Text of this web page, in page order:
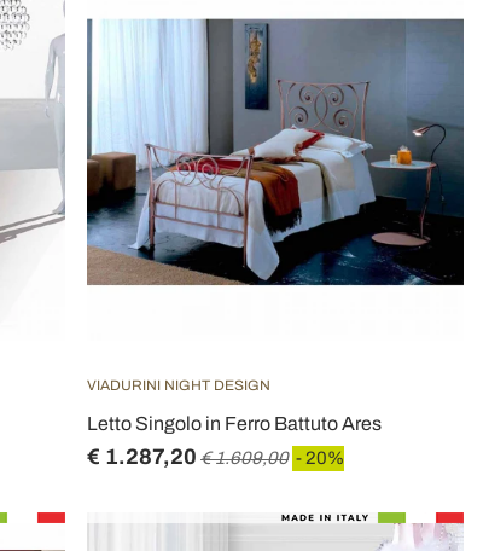
VIADURINI NIGHT DESIGN
Letto Singolo in Ferro Battuto Ares
€ 1.287,20 € 1.609,00 - 20%